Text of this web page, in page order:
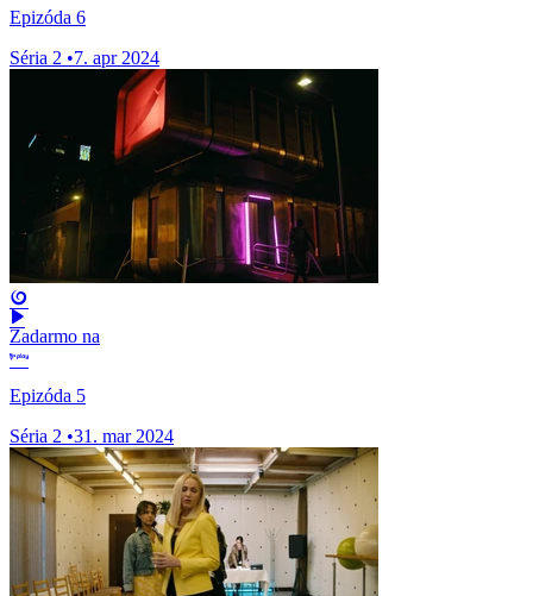
Epizóda 6
Séria 2 •7. apr 2024
Zadarmo na
Epizóda 5
Séria 2 •31. mar 2024